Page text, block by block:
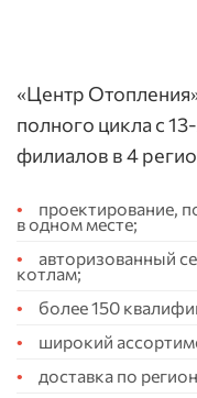
«Центр
полного цикла с
филиалов в 4
проектирование,
в одном месте;
авторизованный
котлам;
более 150
широкий
доставка по